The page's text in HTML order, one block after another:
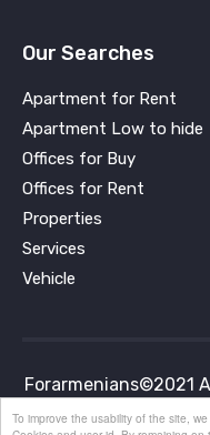
Our Searches
Apartment for Rent
Apartment Low to hide
Offices for Buy
Offices for Rent
Properties
Services
Vehicle
Forarmenians©2021
and
To improve the usability of the site, we